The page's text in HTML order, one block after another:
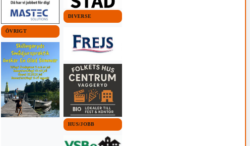
ÖVRIGT
DIVERSE
HUS/JOBB